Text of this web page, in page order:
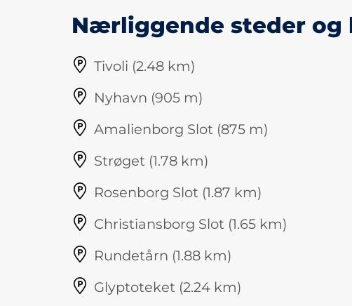
Nærliggende steder og
Tivoli (2.48 km)
Nyhavn (905 m)
Amalienborg Slot (875 m)
Strøget (1.78 km)
Rosenborg Slot (1.87 km)
Christiansborg Slot (1.65 km)
Rundetårn (1.88 km)
Glyptoteket (2.24 km)